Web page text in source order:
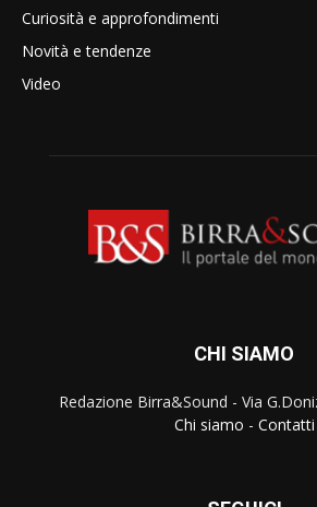
Curiosità e approfondimenti
Novità e tendenze
Video
CHI SIAMO
Redazione Birra&Sound - Via
Chi siamo - Contatti